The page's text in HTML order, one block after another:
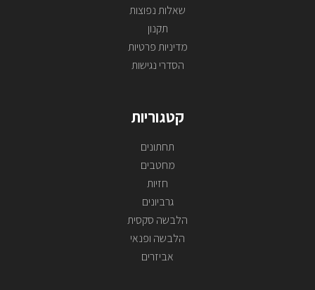
שאלות נפוצות
תקנון
מדיניות פרטיות
הסדרי נגישות
קטגוריות
תחתונים
מחטבים
חזיות
גרביונים
הלבשה סקסית
הלבשה ופנאי
אביזרים